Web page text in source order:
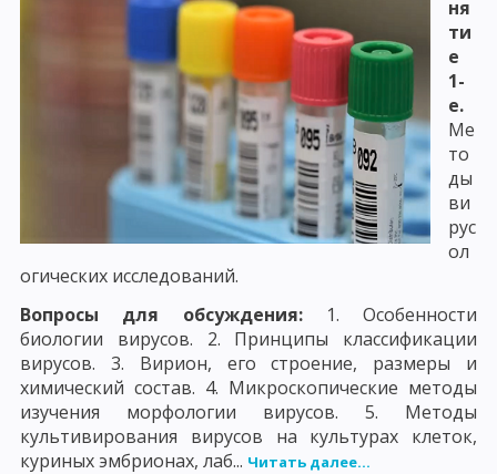
ня
ти
е
1-
е.
Ме
то
ды
ви
рус
ол
огических исследований.
Вопросы для обсуждения:
1. Особенности
биологии вирусов. 2. Принципы классификации
вирусов. 3. Вирион, его строение, размеры и
химический состав. 4. Микроскопические методы
изучения морфологии вирусов. 5. Методы
культивирования вирусов на культурах клеток,
куриных эмбрионах, лаб... Читать далее...